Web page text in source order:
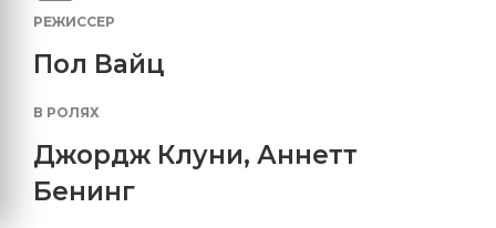
РЕЖИССЕР
Пол Вайц
В РОЛЯХ
Джордж Клуни, Аннетт
Бенинг